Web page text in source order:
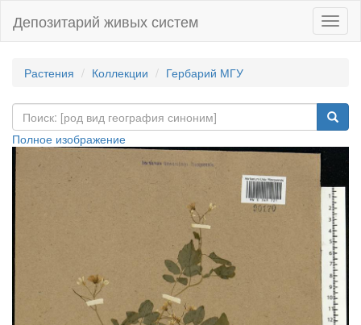
Депозитарий живых систем
Растения Коллекции Гербарий МГУ
Полное изображение